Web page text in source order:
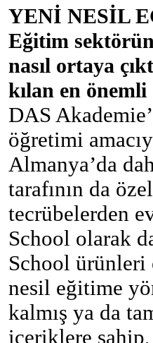
YENİ NESİL
Eğitim
nasıl ortaya
kılan en
DAS
öğretimi
Almanya’da
tarafının da
tecrübelerden
School olarak
School ürünleri
nesil eğitime
kalmış ya da
içeriklere